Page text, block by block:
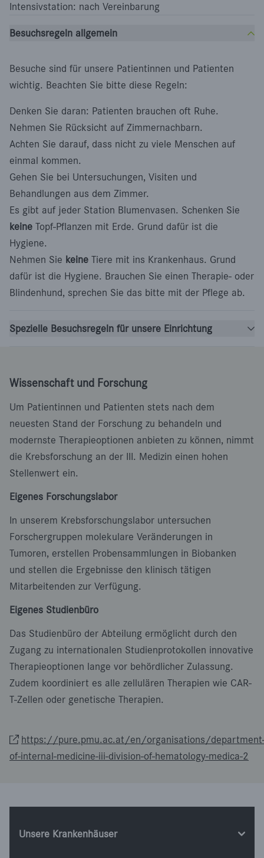
Intensivstation: nach Vereinbarung
Besuchsregeln allgemein
Besuche sind für unsere Patientinnen und Patienten
wichtig. Beachten Sie bitte diese Regeln:
Denken Sie daran: Patienten brauchen oft Ruhe.
Nehmen Sie Rücksicht auf Zimmernachbarn.
Achten Sie darauf, dass nicht zu viele Menschen auf
einmal kommen.
Gehen Sie bei Untersuchungen, Visiten und
Behandlungen aus dem Zimmer.
Es gibt auf jeder Station Blumenvasen. Schenken Sie
keine Topf-Pflanzen mit Erde. Grund dafür ist die
Hygiene.
Nehmen Sie keine Tiere mit ins Krankenhaus. Grund
dafür ist die Hygiene. Brauchen Sie einen Therapie- oder
Blindenhund, sprechen Sie das bitte mit der Pflege ab.
Spezielle Besuchsregeln für unsere Einrichtung
Wissenschaft und Forschung
Um Patientinnen und Patienten stets nach dem
neuesten Stand der Forschung zu behandeln und
modernste Therapieoptionen anbieten zu können, nimmt
die Krebsforschung an der III. Medizin einen hohen
Stellenwert ein.
Eigenes Forschungslabor
In unserem Krebsforschungslabor untersuchen
Forschergruppen molekulare Veränderungen in
Tumoren, erstellen Probensammlungen in Biobanken
und stellen die Ergebnisse den klinisch tätigen
Mitarbeitenden zur Verfügung.
Eigenes Studienbüro
Das Studienbüro der Abteilung ermöglicht durch den
Zugang zu internationalen Studienprotokollen innovative
Therapieoptionen lange vor behördlicher Zulassung.
Zudem koordiniert es alle zellulären Therapien wie CAR-
T-Zellen oder genetische Therapien.
https://pure.pmu.ac.at/en/organisations/
of-internal-medicine-iii-division-of-hematology-medica-2
Unsere Krankenhäuser